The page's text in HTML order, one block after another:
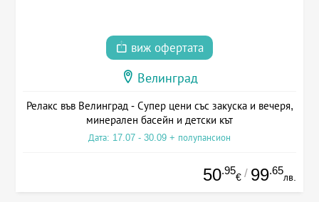
виж офертата
Велинград
Релакс във Велинград - Супер цени със закуска и вечеря,
минерален басейн и детски кът
Дата: 17.07 - 30.09 + полупансион
50.95
€ / 99.65
лв.